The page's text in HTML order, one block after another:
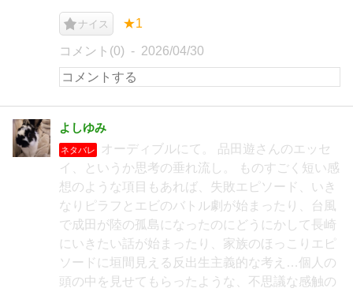
ナイス ★1
コメント(0) 2026/04/30
よしゆみ
ネタバレ
オーディブルにて。 品田遊さんのエッセ
イ、というか思考の垂れ流し。 ものすごく短い感
想のような項目もあれば、失敗エピソード、いき
なりピラフとエビのバトル劇が始まったり、台風
で成田が陸の孤島になったのにどうにかして長崎
にいきたい話が始まったり、家族のほっこりエピ
ソードに垣間見える反出生主義的な考え…個人の
頭の中を見せてもらったような、不思議な感触の